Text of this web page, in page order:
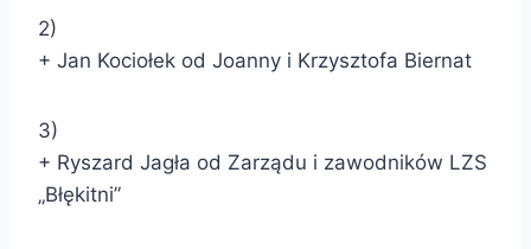
2)
+ Jan Kociołek od Joanny i Krzysztofa Biernat
3)
+ Ryszard Jagła od Zarządu i zawodników LZS
„Błękitni”